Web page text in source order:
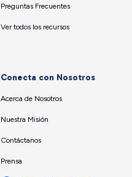
Preguntas Frecuentes
Ver todos los recursos
Conecta con Nosotros
Acerca de Nosotros
Nuestra Misión
Contáctanos
Prensa